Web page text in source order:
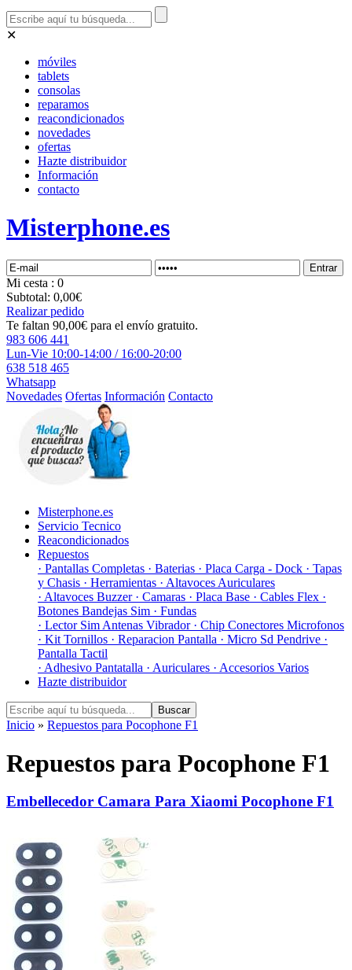
✕
móviles
tablets
consolas
reparamos
reacondicionados
novedades
ofertas
Hazte distribuidor
Información
contacto
Misterphone.es
Mi cesta : 0
Subtotal: 0,00€
Realizar pedido
Te faltan 90,00€ para el envío gratuito.
983 606 441
Lun-Vie 10:00-14:00 / 16:00-20:00
638 518 465
Whatsapp
Novedades Ofertas Información Contacto
Misterphone.es
Servicio Tecnico
Reacondicionados
Repuestos
· Pantallas Completas · Baterias · Placa Carga - Dock · Tapas
y Chasis · Herramientas · Altavoces Auriculares
· Altavoces Buzzer · Camaras · Placa Base · Cables Flex ·
Botones Bandejas Sim · Fundas
· Lector Sim Antenas Vibrador · Chip Conectores Microfonos
· Kit Tornillos · Reparacion Pantalla · Micro Sd Pendrive ·
Pantalla Tactil
· Adhesivo Pantatalla · Auriculares · Accesorios Varios
Hazte distribuidor
Buscar
Inicio » Repuestos para Pocophone F1
Repuestos para Pocophone F1
Embellecedor Camara Para Xiaomi Pocophone F1